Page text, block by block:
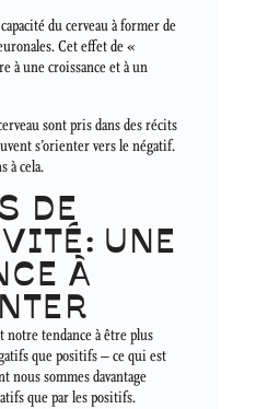
du cerveau à former de
Cet effet de «
à une croissance et à un
sont pris dans des récits
s’orienter vers le négatif.
à cela.
DE
UNE
À
notre tendance à être plus
que positifs – ce qui est
nous sommes davantage
que par les positifs.